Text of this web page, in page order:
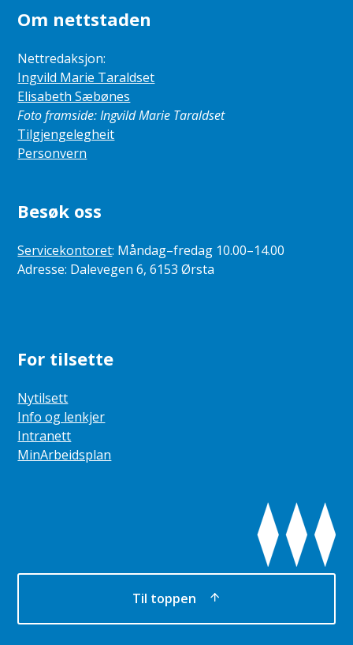
Om nettstaden
Nettredaksjon:
Ingvild Marie Taraldset
Elisabeth Sæbønes
Foto framside: Ingvild Marie Taraldset
Tilgjengelegheit
Personvern
Besøk oss
Servicekontoret: Måndag–fredag 10.00–14.00
Adresse: Dalevegen 6, 6153 Ørsta
For tilsette
Nytilsett
Info og lenkjer
Intranett
MinArbeidsplan
Til toppen